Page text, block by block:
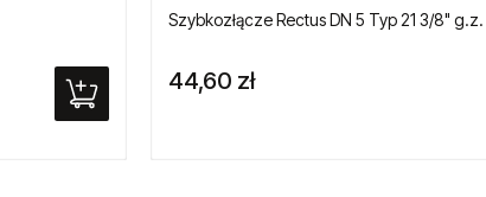
Szybkozłącze Rectus DN 5 Typ 21 3/8" g.z.
44,60 zł